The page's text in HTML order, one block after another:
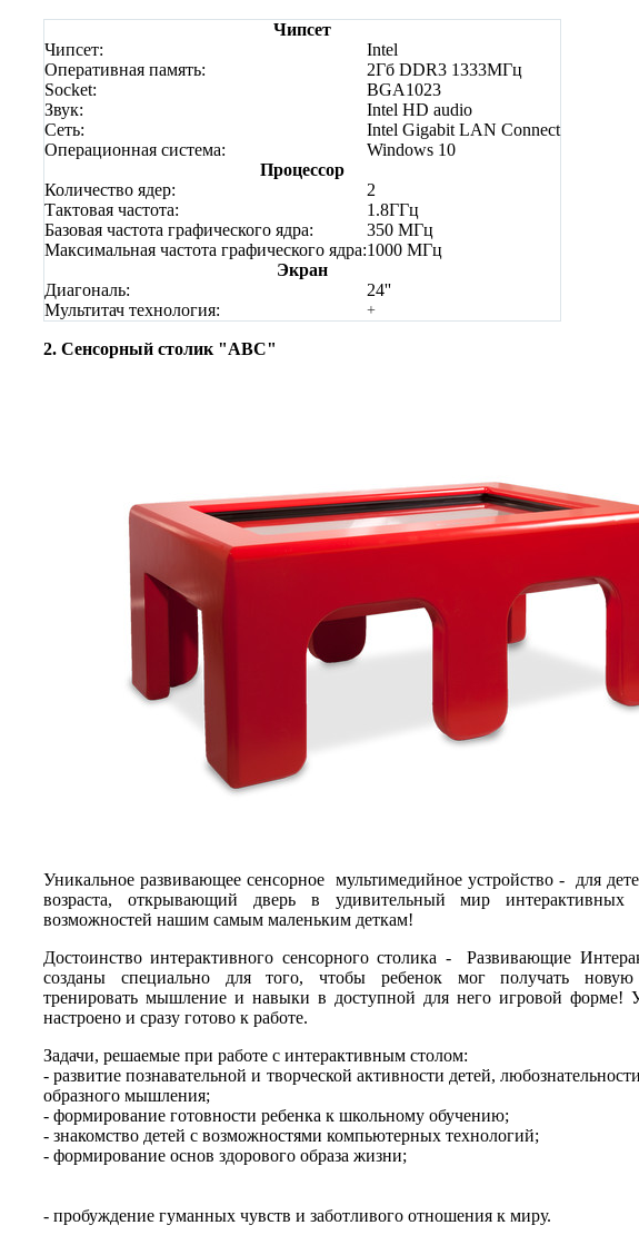
Чипсет
Чипсет:
Intel
Оперативная память:
2Гб DDR3 1333МГц
Socket:
BGA1023
Звук:
Intel HD audio
Сеть:
Intel Gigabit LAN Connect
Операционная система:
Windows 10
Процессор
Количество ядер:
2
Тактовая частота:
1.8ГГц
Базовая частота графического ядра:
350 МГц
Максимальная частота графического ядра:1000 МГц
Экран
Диагональ:
24''
Мультитач технология:
+
2. Сенсорный столик "ABC"
Уникальное развивающее сенсорное мультимедийное устройство - для
возраста, открывающий дверь в удивительный мир интерактивных
возможностей нашим самым маленьким деткам!
Достоинство интерактивного сенсорного столика - Развивающие
созданы специально для того, чтобы ребенок мог получать
тренировать мышление и навыки в доступной для него игровой форме!
настроено и сразу готово к работе.
Задачи, решаемые при работе с интерактивным столом:
- развитие познавательной и творческой активности детей,
образного мышления;
- формирование готовности ребенка к школьному обучению;
- знакомство детей с возможностями компьютерных технологий;
- формирование основ здорового образа жизни;
- пробуждение гуманных чувств и заботливого отношения к миру.